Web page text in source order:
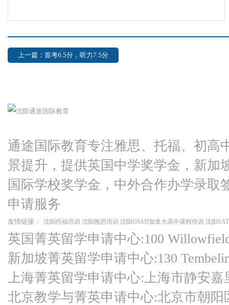
上一篇：首考6.5分，听力7.5分
通途国际教育专注雅思、托福、初高
景提升，提供英国中学奖学金，新加
国际学校奖学金，中外合作办学录取
申请服务
友情链接： 沈阳托福培训 沈阳雅思培训 沈阳OSSD加拿大高中课程培训 沈阳
英国菁英留学申请中心:100
新加坡菁英留学申请中心:130
上海菁英留学申请中心:上海市静安嘉
北京教学与菁英申请中心:北京市朝